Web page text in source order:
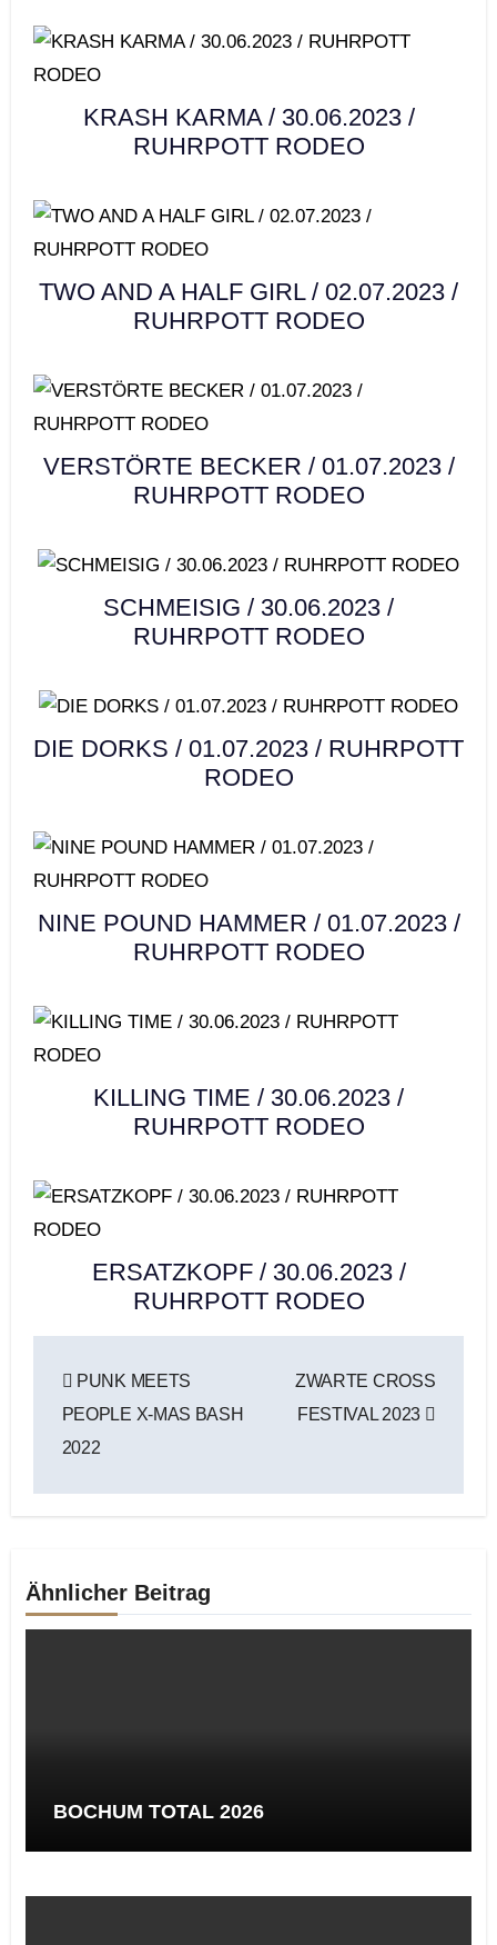
KRASH KARMA / 30.06.2023 /
RUHRPOTT RODEO
TWO AND A HALF GIRL / 02.07.2023 /
RUHRPOTT RODEO
VERSTÖRTE BECKER / 01.07.2023 /
RUHRPOTT RODEO
SCHMEISIG / 30.06.2023 /
RUHRPOTT RODEO
DIE DORKS / 01.07.2023 / RUHRPOTT
RODEO
NINE POUND HAMMER / 01.07.2023 /
RUHRPOTT RODEO
KILLING TIME / 30.06.2023 /
RUHRPOTT RODEO
ERSATZKOPF / 30.06.2023 /
RUHRPOTT RODEO
PUNK MEETS
PEOPLE X-MAS BASH
2022
ZWARTE CROSS
FESTIVAL 2023
Ähnlicher Beitrag
BOCHUM TOTAL 2026